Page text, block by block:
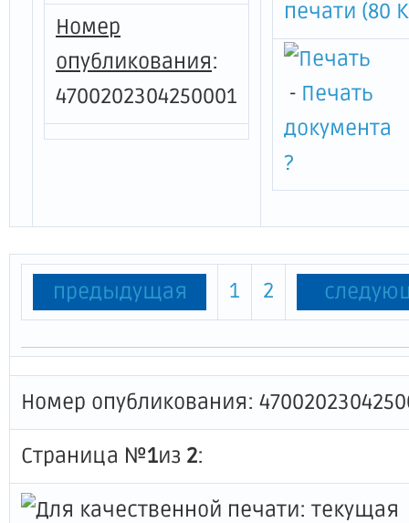
Номер
опубликования:
4700202304250001
печати (80
- Печать
документа
?
предыдущая 1 2
Номер опубликования:
Страница №1из 2: